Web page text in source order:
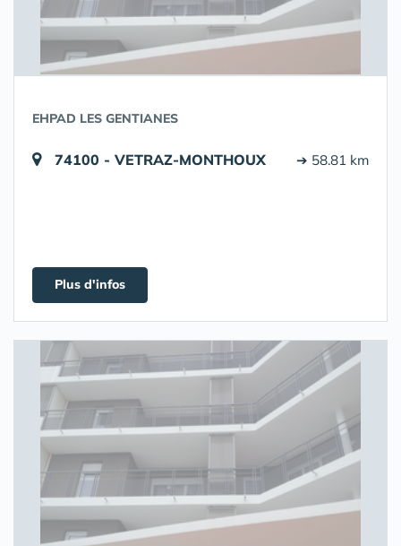
EHPAD LES GENTIANES
74100 - VETRAZ-MONTHOUX ➔ 58.81 km
Plus d'infos